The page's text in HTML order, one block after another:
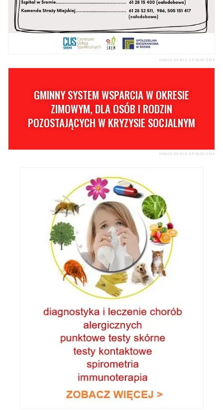
OGŁOSZENIE SPOŁECZNE
GMINNY SYSTEM WSPARCIA W OKRESIE
ZIMOWYM, DLA OSÓB I RODZIN
POZOSTAJĄCYCH W KRYZYSIE SOCJALNYM
OGŁOSZENIE SPOŁECZNE